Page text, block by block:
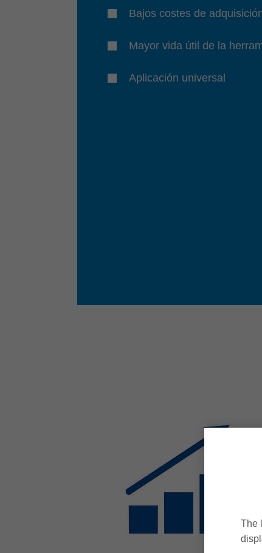
Bajos costes de
Mayor vida útil de la
Aplicación universal
The